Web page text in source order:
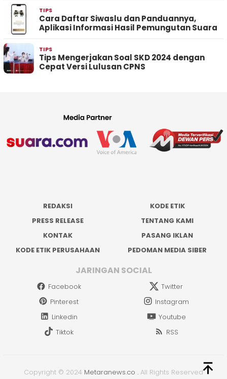
TIPS
Cara Daftar Siwaslu dan Panduannya,
Aplikasi Informasi Hasil Pemungutan Suara
TIPS
Tips Mengerjakan Soal SKD 2024 dengan
Cepat Versi Lulusan CPNS
REDAKSI
KODE ETIK
PRESS RELEASE
TENTANG KAMI
KONTAK
PASANG IKLAN
KODE ETIK PERUSAHAAN
PEDOMAN MEDIA SIBER
JARINGAN SOCIAL
Facebook
Twitter
Pinterest
Instagram
Linkedin
Youtube
Tiktok
RSS
Copyright © 2024 Metaranews.co . All Rights Reserved